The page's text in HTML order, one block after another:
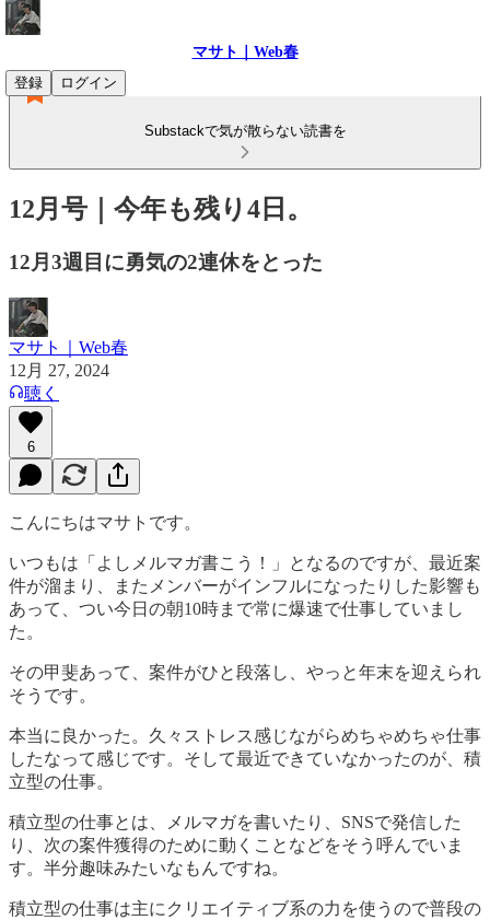
マサト｜Web春
登録
ログイン
Substackで気が散らない読書を
12月号｜今年も残り4日。
12月3週目に勇気の2連休をとった
マサト｜Web春
12月 27, 2024
聴く
6
こんにちはマサトです。
いつもは「よしメルマガ書こう！」となるのですが、最近案
件が溜まり、またメンバーがインフルになったりした影響も
あって、つい今日の朝10時まで常に爆速で仕事していまし
た。
その甲斐あって、案件がひと段落し、やっと年末を迎えられ
そうです。
本当に良かった。久々ストレス感じながらめちゃめちゃ仕事
したなって感じです。そして最近できていなかったのが、積
立型の仕事。
積立型の仕事とは、メルマガを書いたり、SNSで発信した
り、次の案件獲得のために動くことなどをそう呼んでいま
す。半分趣味みたいなもんですね。
積立型の仕事は主にクリエイティブ系の力を使うので普段の